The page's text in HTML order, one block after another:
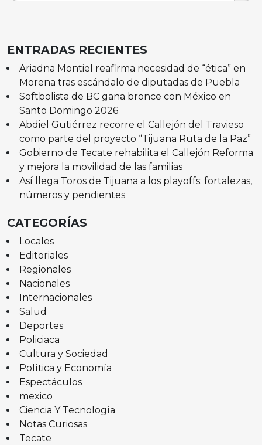
ENTRADAS RECIENTES
Ariadna Montiel reafirma necesidad de “ética” en
Morena tras escándalo de diputadas de Puebla
Softbolista de BC gana bronce con México en
Santo Domingo 2026
Abdiel Gutiérrez recorre el Callejón del Travieso
como parte del proyecto “Tijuana Ruta de la Paz”
Gobierno de Tecate rehabilita el Callejón Reforma
y mejora la movilidad de las familias
Así llega Toros de Tijuana a los playoffs: fortalezas,
números y pendientes
CATEGORÍAS
Locales
Editoriales
Regionales
Nacionales
Internacionales
Salud
Deportes
Policiaca
Cultura y Sociedad
Política y Economía
Espectáculos
mexico
Ciencia Y Tecnología
Notas Curiosas
Tecate